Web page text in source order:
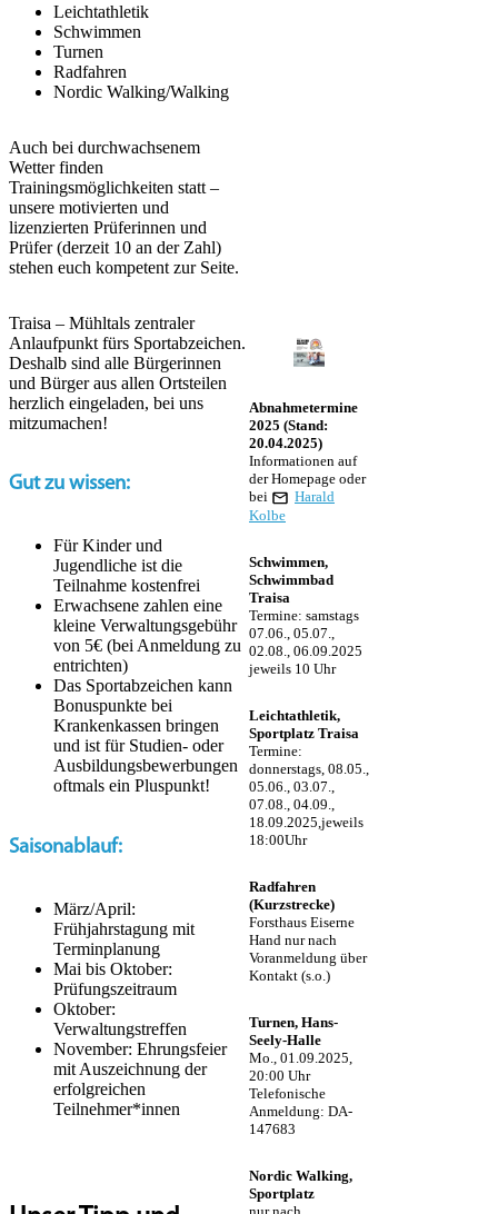
Leichtathletik
Schwimmen
Turnen
Radfahren
Nordic Walking/Walking
Auch bei durchwachsenem
Wetter finden
Trainingsmöglichkeiten statt –
unsere motivierten und
lizenzierten Prüferinnen und
Prüfer (derzeit 10 an der Zahl)
stehen euch kompetent zur Seite.
Traisa – Mühltals zentraler
Anlaufpunkt fürs Sportabzeichen.
Deshalb sind alle Bürgerinnen
und Bürger aus allen Ortsteilen
herzlich eingeladen, bei uns
mitzumachen!
Gut zu wissen:
Für Kinder und
Jugendliche ist die
Teilnahme kostenfrei
Erwachsene zahlen eine
kleine Verwaltungsgebühr
von 5€ (bei Anmeldung zu
entrichten)
Das Sportabzeichen kann
Bonuspunkte bei
Krankenkassen bringen
und ist für Studien- oder
Ausbildungsbewerbungen
oftmals ein Pluspunkt!
Saisonablauf:
März/April:
Frühjahrstagung mit
Terminplanung
Mai bis Oktober:
Prüfungszeitraum
Oktober:
Verwaltungstreffen
November: Ehrungsfeier
mit Auszeichnung der
erfolgreichen
Teilnehmer*innen
Abnahmetermine
2025 (Stand:
20.04.2025)
Informationen auf
der Homepage oder
bei
Harald
Kolbe
Schwimmen,
Schwimmbad
Traisa
Termine: samstags
07.06., 05.07.,
02.08., 06.09.2025
jeweils 10 Uhr
Leichtathletik,
Sportplatz Traisa
Termine:
donnerstags, 08.05.,
05.06., 03.07.,
07.08., 04.09.,
18.09.2025,jeweils
18:00Uhr
Radfahren
(Kurzstrecke)
Forsthaus Eiserne
Hand nur nach
Voranmeldung über
Kontakt (s.o.)
Turnen, Hans-
Seely-Halle
Mo., 01.09.2025,
20:00 Uhr
Telefonische
Anmeldung: DA-
147683
Nordic Walking,
Sportplatz